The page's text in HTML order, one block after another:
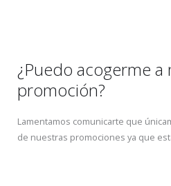
¿Puedo acogerme a
promoción?
Lamentamos comunicarte que
de nuestras promociones ya que